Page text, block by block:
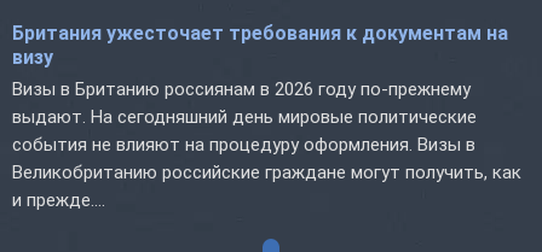
Британия ужесточает требования к документам на
визу
Визы в Британию россиянам в 2026 году по-прежнему
выдают. На сегодняшний день мировые политические
события не влияют на процедуру оформления. Визы в
Великобританию российские граждане могут получить, как
и прежде....